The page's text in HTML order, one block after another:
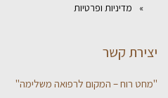
מדיניות ופרטיות
יצירת קשר
"מחט רוח – המקום לרפואה משלימה"